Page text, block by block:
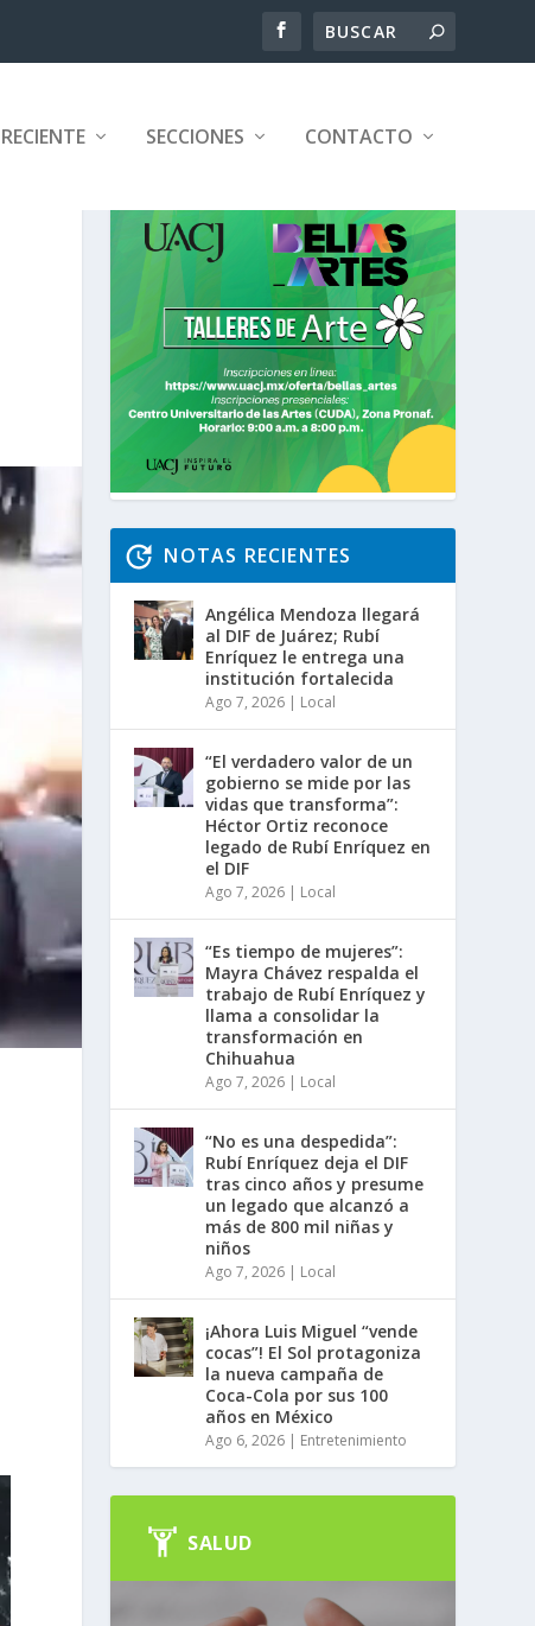
RECIENTE SECCIONES CONTACTO
NOTAS RECIENTES
Angélica Mendoza llegará
al DIF de Juárez; Rubí
Enríquez le entrega una
institución fortalecida
Ago 7, 2026 | Local
“El verdadero valor de un
gobierno se mide por las
vidas que transforma”:
Héctor Ortiz reconoce
legado de Rubí Enríquez en
el DIF
Ago 7, 2026 | Local
“Es tiempo de mujeres”:
Mayra Chávez respalda el
trabajo de Rubí Enríquez y
llama a consolidar la
transformación en
Chihuahua
Ago 7, 2026 | Local
“No es una despedida”:
Rubí Enríquez deja el DIF
tras cinco años y presume
un legado que alcanzó a
más de 800 mil niñas y
niños
Ago 7, 2026 | Local
¡Ahora Luis Miguel “vende
cocas”! El Sol protagoniza
la nueva campaña de
Coca-Cola por sus 100
años en México
Ago 6, 2026 | Entretenimiento
SALUD